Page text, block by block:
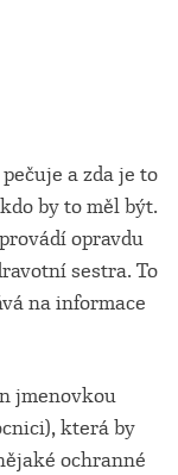
a zda je to
by to měl být.
opravdu
sestra. To
na informace
jmenovkou
která by
ochranné